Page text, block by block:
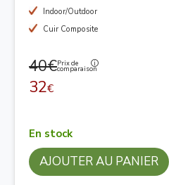
Indoor/Outdoor
Cuir Composite
40€Prix de
comparaison
32€
En stock
AJOUTER AU PANIER